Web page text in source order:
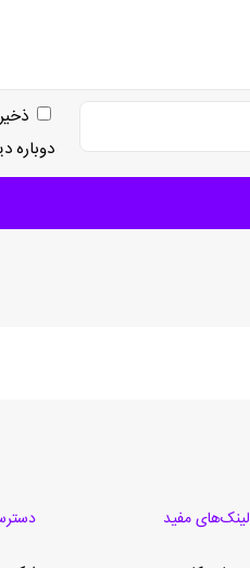
دوباره
لینک‌های مفید